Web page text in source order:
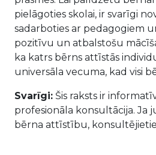
pielāgoties skolai, ir svarīgi
sadarboties ar pedagogiem
pozitīvu un atbalstošu
ka katrs bērns attīstās
universāla vecuma, kad visi
Svarīgi: Šis raksts ir
profesionāla konsultācija. Ja
bērna attīstību,